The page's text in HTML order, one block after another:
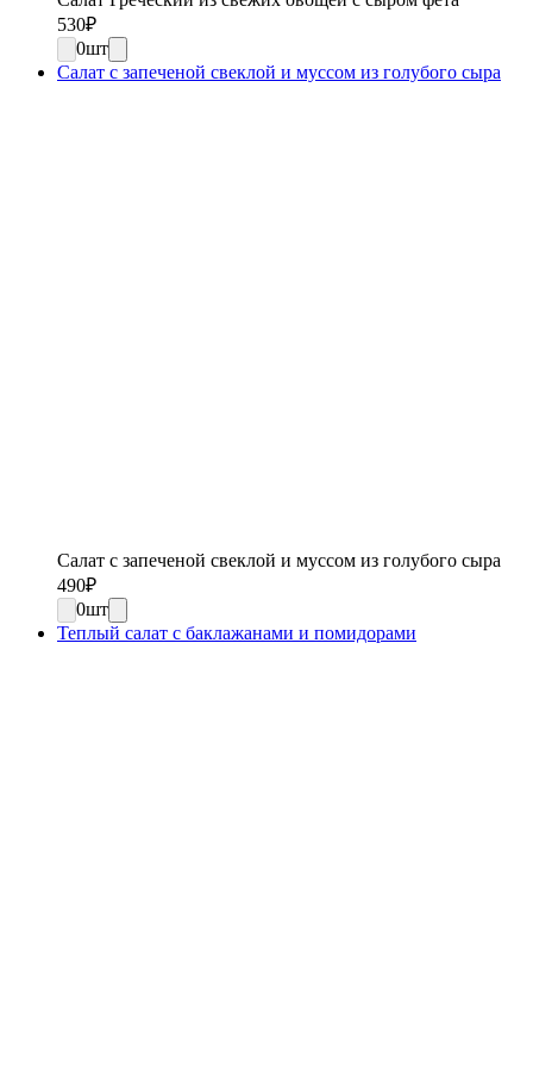
530₽
0шт
Салат с запеченой свеклой и муссом из голубого сыра
Салат с запеченой свеклой и муссом из голубого сыра
490₽
0шт
Теплый салат с баклажанами и помидорами